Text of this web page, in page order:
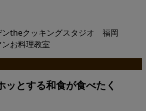
ッとする和食が食べたく